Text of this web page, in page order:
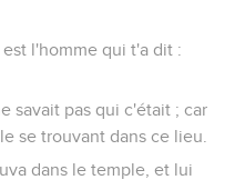
l'homme qui t'a dit :
savait pas qui c'était ; car
se trouvant dans ce lieu.
dans le temple, et lui